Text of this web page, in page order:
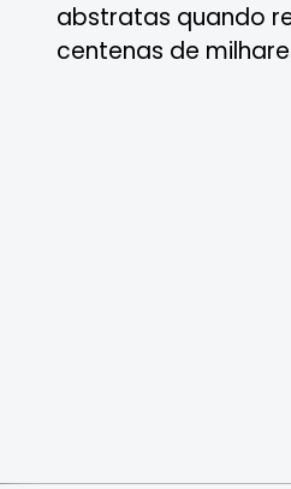
abstratas quando
centenas de